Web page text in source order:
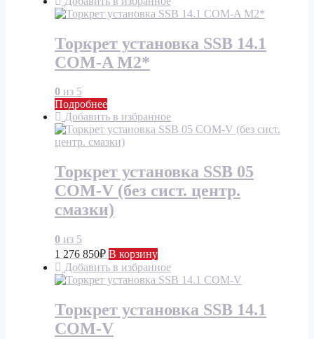
Торкрет установка SSB 14.1
COM-A M2*
0 из 5
Подробнее
Добавить в избранное
Торкрет установка SSB 05
COM-V (без сист. центр.
смазки)
0 из 5
1 276 850₽ В корзину
Добавить в избранное
Торкрет установка SSB 14.1
COM-V